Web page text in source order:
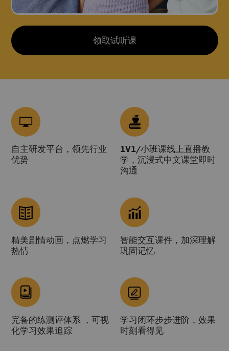
领取试听课
自主研发平台，领先行业
优势
1V1/小班课线上直播教
学，沉浸式中文课堂即时
沟通
精美剧情动画，点燃学习
热情
智能交互课件，加深理解
巩固记忆
完备的练测评体系 ，可视
化学习效果追踪
学习闭环步步进阶，效果
时刻看得见